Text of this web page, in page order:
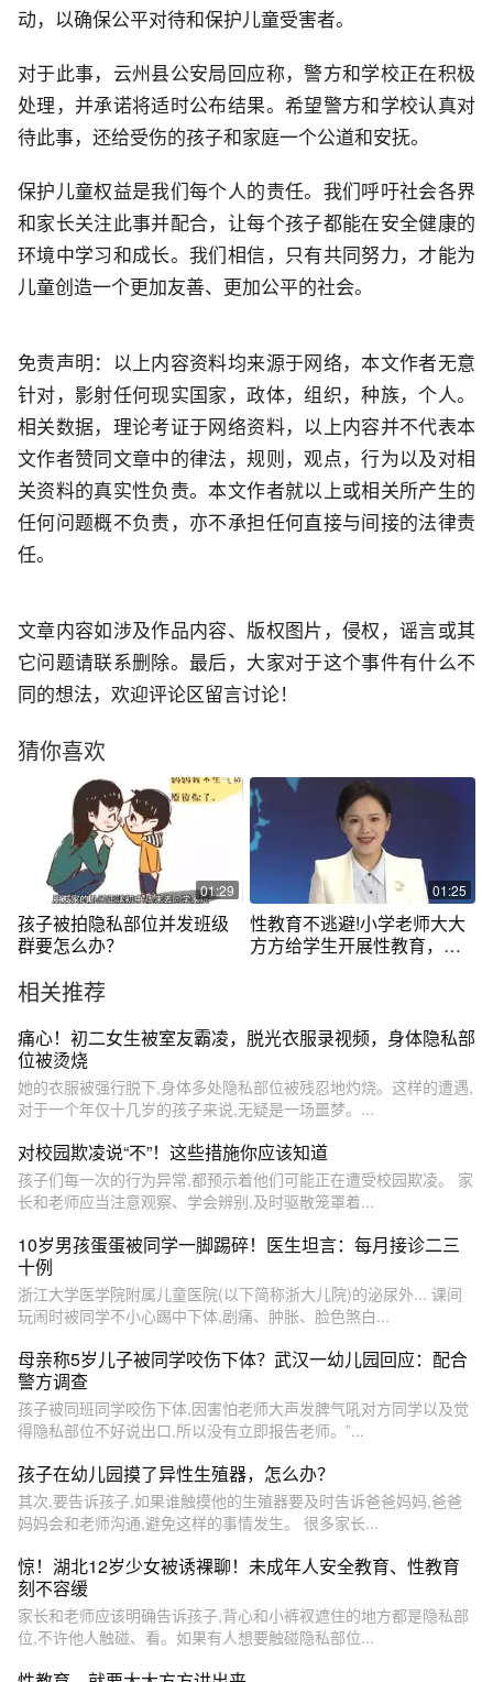
动，以确保公平对待和保护儿童受害者。
对于此事，云州县公安局回应称，警方和学校正在积极
处理，并承诺将适时公布结果。希望警方和学校认真对
待此事，还给受伤的孩子和家庭一个公道和安抚。
保护儿童权益是我们每个人的责任。我们呼吁社会各界
和家长关注此事并配合，让每个孩子都能在安全健康的
环境中学习和成长。我们相信，只有共同努力，才能为
儿童创造一个更加友善、更加公平的社会。
免责声明：以上内容资料均来源于网络，本文作者无意
针对，影射任何现实国家，政体，组织，种族，个人。
相关数据，理论考证于网络资料，以上内容并不代表本
文作者赞同文章中的律法，规则，观点，行为以及对相
关资料的真实性负责。本文作者就以上或相关所产生的
任何问题概不负责，亦不承担任何直接与间接的法律责
任。
文章内容如涉及作品内容、版权图片，侵权，谣言或其
它问题请联系删除。最后，大家对于这个事件有什么不
同的想法，欢迎评论区留言讨论！
猜你喜欢
01:29
孩子被拍隐私部位并发班级
群要怎么办？
01:25
性教育不逃避!小学老师大大
方方给学生开展性教育，教
相关推荐
痛心！初二女生被室友霸凌，脱光衣服录视频，身体隐私部
位被烫烧
她的衣服被强行脱下,身体多处隐私部位被残忍地灼烧。这样的遭遇,
对于一个年仅十几岁的孩子来说,无疑是一场噩梦。...
对校园欺凌说“不”！这些措施你应该知道
孩子们每一次的行为异常,都预示着他们可能正在遭受校园欺凌。 家
长和老师应当注意观察、学会辨别,及时驱散笼罩着...
10岁男孩蛋蛋被同学一脚踢碎！医生坦言：每月接诊二三
十例
浙江大学医学院附属儿童医院(以下简称浙大儿院)的泌尿外... 课间
玩闹时被同学不小心踢中下体,剧痛、肿胀、脸色煞白...
母亲称5岁儿子被同学咬伤下体？武汉一幼儿园回应：配合
警方调查
孩子被同班同学咬伤下体,因害怕老师大声发脾气吼对方同学以及觉
得隐私部位不好说出口,所以没有立即报告老师。”...
孩子在幼儿园摸了异性生殖器，怎么办？
其次,要告诉孩子,如果谁触摸他的生殖器要及时告诉爸爸妈妈,爸爸
妈妈会和老师沟通,避免这样的事情发生。 很多家长...
惊！湖北12岁少女被诱裸聊！未成年人安全教育、性教育
刻不容缓
家长和老师应该明确告诉孩子,背心和小裤衩遮住的地方都是隐私部
位,不许他人触碰、看。如果有人想要触碰隐私部位...